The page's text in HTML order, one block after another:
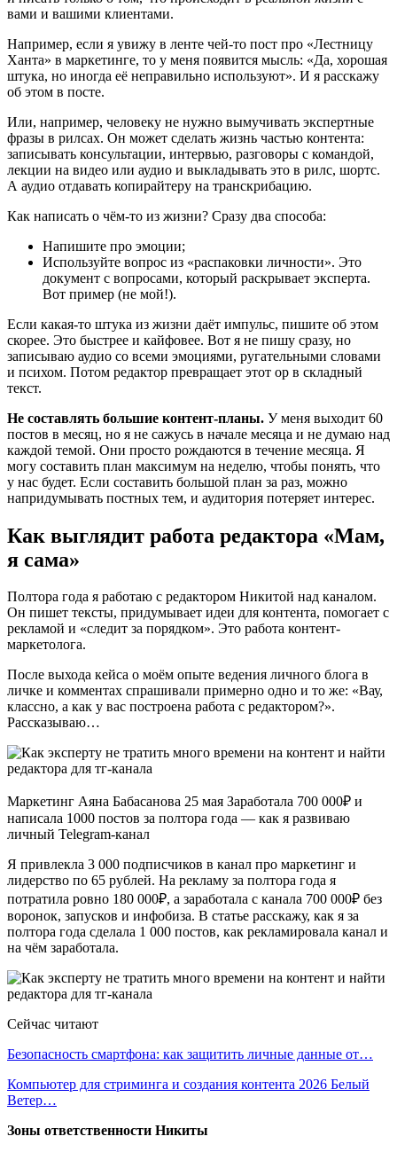
вами и вашими клиентами.
Например, если я увижу в ленте чей-то пост про «Лестницу
Ханта» в маркетинге, то у меня появится мысль: «Да, хорошая
штука, но иногда её неправильно используют». И я расскажу
об этом в посте.
Или, например, человеку не нужно вымучивать экспертные
фразы в рилсах. Он может сделать жизнь частью контента:
записывать консультации, интервью, разговоры с командой,
лекции на видео или аудио и выкладывать это в рилс, шортс.
А аудио отдавать копирайтеру на транскрибацию.
Как написать о чём-то из жизни? Сразу два способа:
Напишите про эмоции;
Используйте вопрос из «распаковки личности». Это
документ с вопросами, который раскрывает эксперта.
Вот пример (не мой!).
Если какая-то штука из жизни даёт импульс, пишите об этом
скорее. Это быстрее и кайфовее. Вот я не пишу сразу, но
записываю аудио со всеми эмоциями, ругательными словами
и психом. Потом редактор превращает этот ор в складный
текст.
Не составлять большие контент-планы. У меня выходит 60
постов в месяц, но я не сажусь в начале месяца и не думаю над
каждой темой. Они просто рождаются в течение месяца. Я
могу составить план максимум на неделю, чтобы понять, что
у нас будет. Если составить большой план за раз, можно
напридумывать постных тем, и аудитория потеряет интерес.
Как выглядит работа редактора «Мам,
я сама»
Полтора года я работаю с редактором Никитой над каналом.
Он пишет тексты, придумывает идеи для контента, помогает с
рекламой и «следит за порядком». Это работа контент-
маркетолога.
После выхода кейса о моём опыте ведения личного блога в
личке и комментах спрашивали примерно одно и то же: «Вау,
классно, а как у вас построена работа с редактором?».
Рассказываю…
Маркетинг Аяна Бабасанова 25 мая Заработала 700 000₽ и
написала 1000 постов за полтора года — как я развиваю
личный Telegram-канал
Я привлекла 3 000 подписчиков в канал про маркетинг и
лидерство по 65 рублей. На рекламу за полтора года я
потратила ровно 180 000₽, а заработала с канала 700 000₽ без
воронок, запусков и инфобиза. В статье расскажу, как я за
полтора года сделала 1 000 постов, как рекламировала канал и
на чём заработала.
Сейчас читают
Безопасность смартфона: как защитить личные данные от…
Компьютер для стриминга и создания контента 2026 Белый
Ветер…
Зоны ответственности Никиты